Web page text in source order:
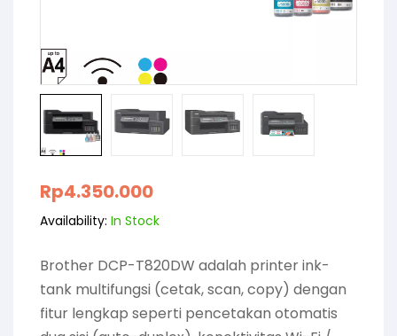
Rp4.350.000
Availability: In Stock
Brother DCP-T820DW adalah printer ink-
tank multifungsi (cetak, scan, copy) dengan
fitur lengkap seperti pencetakan otomatis